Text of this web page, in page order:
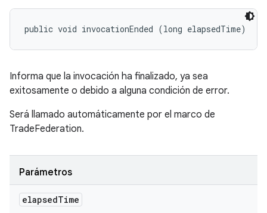
public void invocationEnded (long elapsedTime)
Informa que la invocación ha finalizado, ya sea
exitosamente o debido a alguna condición de error.
Será llamado automáticamente por el marco de
TradeFederation.
Parámetros
elapsedTime